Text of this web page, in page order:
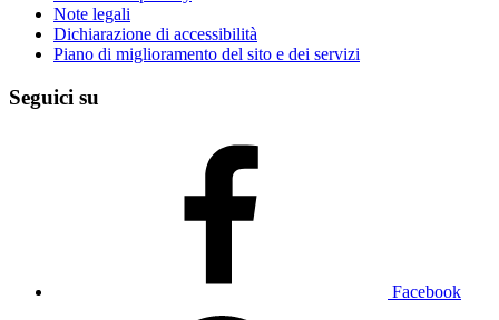
Note legali
Dichiarazione di accessibilità
Piano di miglioramento del sito e dei servizi
Seguici su
Facebook